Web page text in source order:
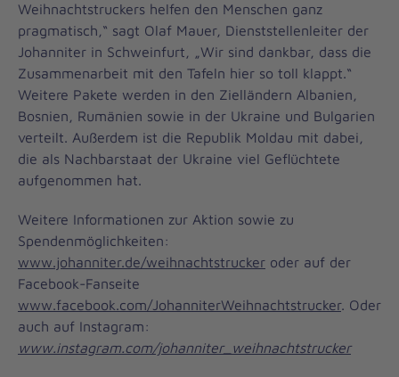
Weihnachtstruckers helfen den Menschen ganz
pragmatisch,“ sagt Olaf Mauer, Dienststellenleiter der
Johanniter in Schweinfurt, „Wir sind dankbar, dass die
Zusammenarbeit mit den Tafeln hier so toll klappt.“
Weitere Pakete werden in den Zielländern Albanien,
Bosnien, Rumänien sowie in der Ukraine und Bulgarien
verteilt. Außerdem ist die Republik Moldau mit dabei,
die als Nachbarstaat der Ukraine viel Geflüchtete
aufgenommen hat.
Weitere Informationen zur Aktion sowie zu
Spendenmöglichkeiten:
www.johanniter.de/weihnachtstrucker oder auf der
Facebook-Fanseite
www.facebook.com/JohanniterWeihnachtstrucker. Oder
auch auf Instagram:
www.instagram.com/johanniter_weihnachtstrucker